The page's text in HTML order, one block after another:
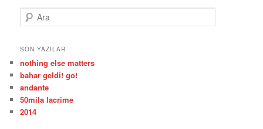
r
SON YAZILAR
nothing else matters
bahar geldi! go!
andante
50mila lacrime
2014